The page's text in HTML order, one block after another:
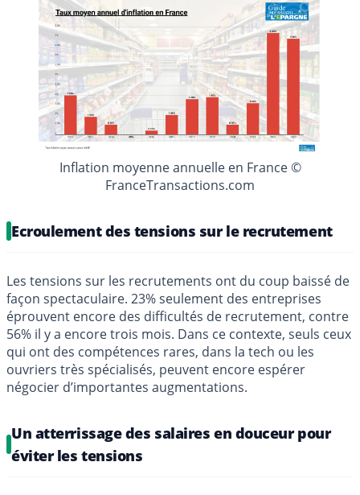
Inflation moyenne annuelle en France ©
FranceTransactions.com
Ecroulement des tensions sur le recrutement
Les tensions sur les recrutements ont du coup baissé de
façon spectaculaire. 23% seulement des entreprises
éprouvent encore des difficultés de recrutement, contre
56% il y a encore trois mois. Dans ce contexte, seuls ceux
qui ont des compétences rares, dans la tech ou les
ouvriers très spécialisés, peuvent encore espérer
négocier d’importantes augmentations.
Un atterrissage des salaires en douceur pour
éviter les tensions